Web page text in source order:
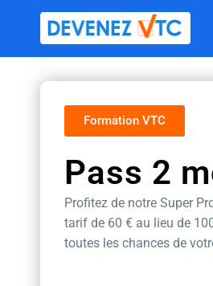
contenu
Formation VTC
Pass 2
Profitez de notre Super
tarif de 60 € au lieu de
toutes les chances de